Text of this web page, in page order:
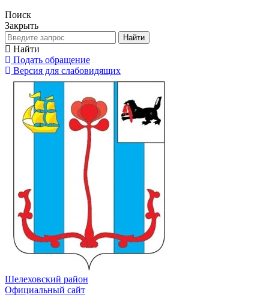
Поиск
Закрыть
Найти
Найти
Подать обращение
Версия для слабовидящих
Шелеховский район
Официальный сайт